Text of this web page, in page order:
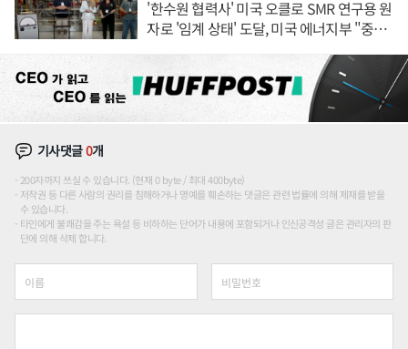
'한수원 협력사' 미국 오클로 SMR 연구용 원
자로 '임계 상태' 도달, 미국 에너지부 "중요
기사댓글0개
200자까지 쓰실 수 있습니다. (현재 0 byte / 최대 400byte)
저작권 등 다른 사람의 권리를 침해하거나 명예를 훼손하는 댓글은 관련 법률에 의해 제재를 받을
수 있습니다.
타인에게 불쾌감을 주는 욕설 등 비하하는 단어가 내용에 포함되거나 인신공격성 글은 관리자의 판
단에 의해 삭제 합니다.